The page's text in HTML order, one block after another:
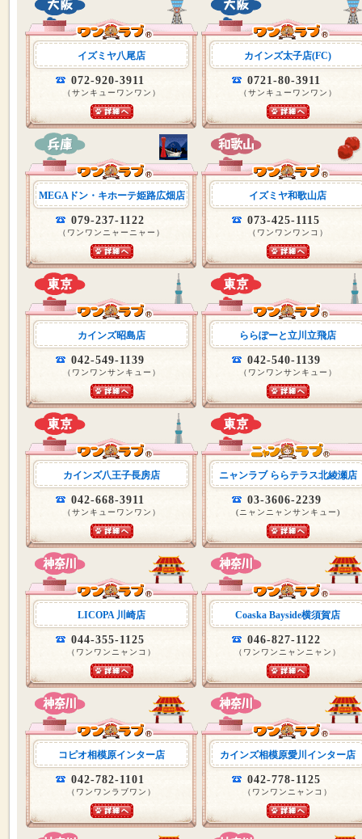
イズミヤ八尾店
072-920-3911
（サンキューワンワン）
カインズ太子店(FC)
0721-80-3911
（サンキューワンワン）
MEGAドン・キホーテ姫路広畑店
079-237-1122
（ワンワンニャーニャー）
イズミヤ和歌山店
073-425-1115
（ワンワンワンコ）
カインズ昭島店
042-549-1139
（ワンワンサンキュー）
ららぽーと立川立飛店
042-540-1139
（ワンワンサンキュー）
カインズ八王子長房店
042-668-3911
（サンキューワンワン）
ニャンラブ ららテラス北綾瀬店
03-3606-2239
(ニャンニャンサンキュー)
LICOPA 川崎店
044-355-1125
（ワンワンニャンコ）
Coaska Bayside横須賀店
046-827-1122
（ワンワンニャンニャン）
コピオ相模原インター店
042-782-1101
（ワンワンラブワン）
カインズ相模原愛川インター店
042-778-1125
（ワンワンニャンコ）